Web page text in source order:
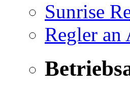
Sunrise
Regler an